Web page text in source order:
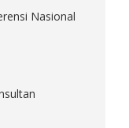
Nasional